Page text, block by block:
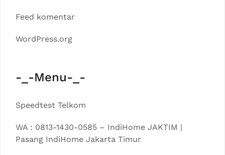
Feed komentar
WordPress.org
-_-Menu-_-
Speedtest Telkom
WA : 0813-1430-0585 – IndiHome JAKTIM |
Pasang IndiHome Jakarta Timur